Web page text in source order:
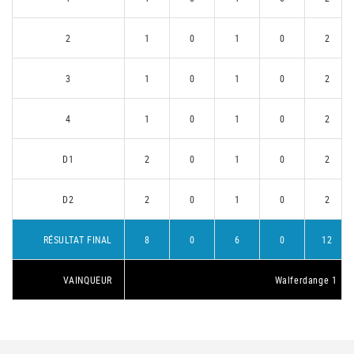
2 1 0 1 0 2
3 1 0 1 0 2
4 1 0 1 0 2
D1 2 0 1 0 2
D2 2 0 1 0 2
RÉSULTAT FINAL 8 0 6 0 12
VAINQUEUR Walferdange 1